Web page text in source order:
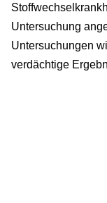
Untersuchung
Untersuchungen
verdächtige